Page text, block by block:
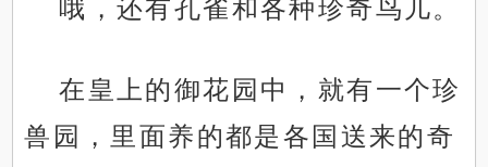
哦，还有孔雀和各种珍奇鸟儿。
在皇上的御花园中，就有一个珍
兽园，里面养的都是各国送来的奇